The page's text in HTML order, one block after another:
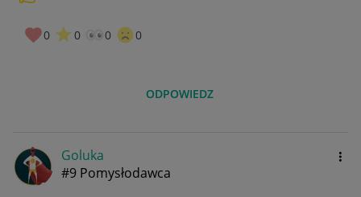
0 0 0 0
ODPOWIEDZ
Goluka
#9 Pomysłodawca